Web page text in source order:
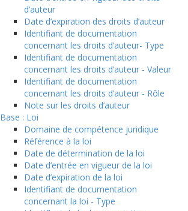
d’auteur
Date d’expiration des droits d’auteur
Identifiant de documentation
concernant les droits d’auteur- Type
Identifiant de documentation
concernant les droits d’auteur - Valeur
Identifiant de documentation
concernant les droits d’auteur - Rôle
Note sur les droits d’auteur
Base : Loi
Domaine de compétence juridique
Référence à la loi
Date de détermination de la loi
Date d’entrée en vigueur de la loi
Date d’expiration de la loi
Identifiant de documentation
concernant la loi - Type